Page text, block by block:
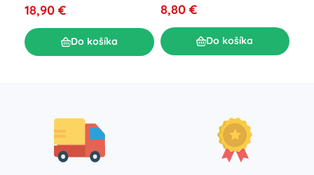
18,90 €
Do košíka
8,80 €
Do košíka